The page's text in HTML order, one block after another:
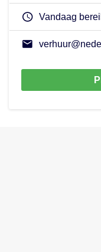
Vandaag